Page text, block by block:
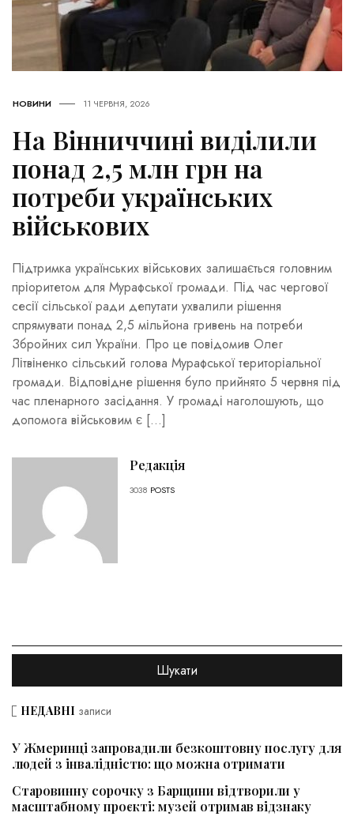
НОВИНИ 11 ЧЕРВНЯ, 2026
На Вінниччині виділили
понад 2,5 млн грн на
потреби українських
військових
Підтримка українських військових залишається головним
пріоритетом для Мурафської громади. Під час чергової
сесії сільської ради депутати ухвалили рішення
спрямувати понад 2,5 мільйона гривень на потреби
Збройних сил України. Про це повідомив Олег
Літвіненко сільський голова Мурафської територіальної
громади. Відповідне рішення було прийнято 5 червня під
час пленарного засідання. У громаді наголошують, що
допомога військовим є […]
Редакція
3038 POSTS
НЕДАВНІ записи
У Жмеринці запровадили безкоштовну послугу для
людей з інвалідністю: що можна отримати
Старовинну сорочку з Барщини відтворили у
масштабному проєкті: музей отримав відзнаку